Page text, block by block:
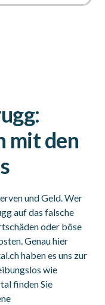
mit den
und Geld. Wer
auf das falsche
oder böse
Genau hier
haben es uns zur
wie
finden Sie